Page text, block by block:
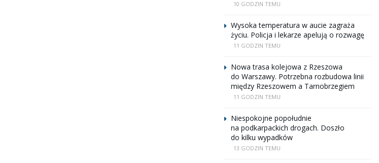
10 GODZIN TEMU
Wysoka temperatura w aucie zagraża
życiu. Policja i lekarze apelują o rozwagę
11 GODZIN TEMU
Nowa trasa kolejowa z Rzeszowa
do Warszawy. Potrzebna rozbudowa linii
między Rzeszowem a Tarnobrzegiem
11 GODZIN TEMU
Niespokojne popołudnie
na podkarpackich drogach. Doszło
do kilku wypadków
13 GODZIN TEMU